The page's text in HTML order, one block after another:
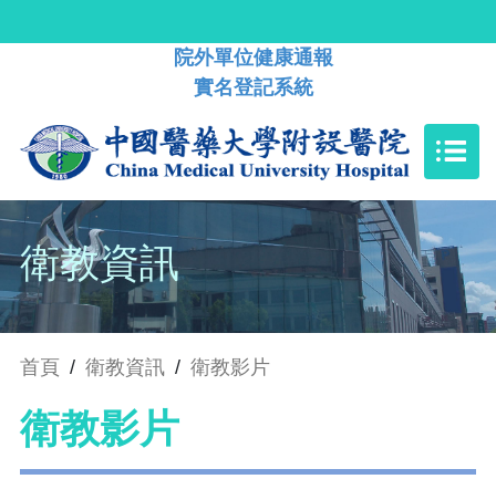
院外單位健康通報
實名登記系統
衛教資訊
首頁 / 衛教資訊 / 衛教影片
衛教影片